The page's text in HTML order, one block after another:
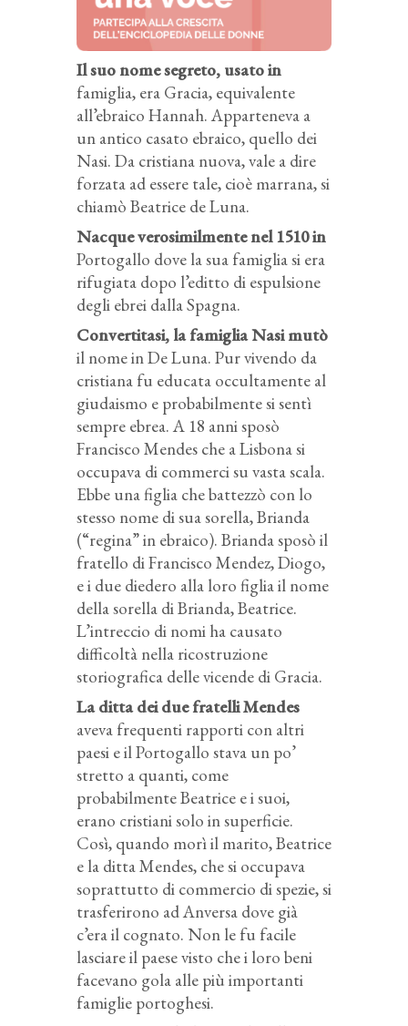
Il suo nome segreto, usato in
famiglia, era Gracia, equivalente
all’ebraico Hannah. Apparteneva a
un antico casato ebraico, quello dei
Nasi. Da cristiana nuova, vale a dire
forzata ad essere tale, cioè marrana, si
chiamò Beatrice de Luna.
Nacque verosimilmente nel 1510 in
Portogallo dove la sua famiglia si era
rifugiata dopo l’editto di espulsione
degli ebrei dalla Spagna.
Convertitasi, la famiglia Nasi mutò
il nome in De Luna. Pur vivendo da
cristiana fu educata occultamente al
giudaismo e probabilmente si sentì
sempre ebrea. A 18 anni sposò
Francisco Mendes che a Lisbona si
occupava di commerci su vasta scala.
Ebbe una figlia che battezzò con lo
stesso nome di sua sorella, Brianda
(“regina” in ebraico). Brianda sposò il
fratello di Francisco Mendez, Diogo,
e i due diedero alla loro figlia il nome
della sorella di Brianda, Beatrice.
L’intreccio di nomi ha causato
difficoltà nella ricostruzione
storiografica delle vicende di Gracia.
La ditta dei due fratelli Mendes
aveva frequenti rapporti con altri
paesi e il Portogallo stava un po’
stretto a quanti, come
probabilmente Beatrice e i suoi,
erano cristiani solo in superficie.
Così, quando morì il marito, Beatrice
e la ditta Mendes, che si occupava
soprattutto di commercio di spezie, si
trasferirono ad Anversa dove già
c’era il cognato. Non le fu facile
lasciare il paese visto che i loro beni
facevano gola alle più importanti
famiglie portoghesi.